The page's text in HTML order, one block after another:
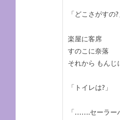
「どこさがすの?
楽屋に客席
すのこに奈落
それから もんじ
「トイレは?」
「…….セーラー